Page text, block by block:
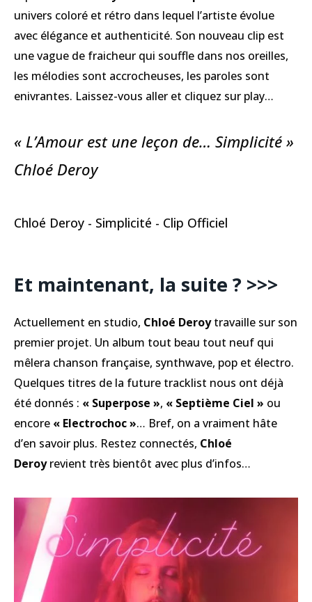
univers coloré et rétro dans lequel l’artiste évolue
avec élégance et authenticité. Son nouveau clip est
une vague de fraicheur qui souffle dans nos oreilles,
les mélodies sont accrocheuses, les paroles sont
enivrantes. Laissez-vous aller et cliquez sur play…
« L’Amour est une leçon de… Simplicité »
Chloé Deroy
Chloé Deroy - Simplicité - Clip Officiel
Et maintenant, la suite ? >>>
Actuellement en studio, Chloé Deroytravaille sur son
premier projet. Un album tout beau tout neuf qui
mêlera chanson française, synthwave, pop et électro.
Quelques titres de la future tracklist nous ont déjà
été donnés : « Superpose », « Septième Ciel » ou
encore « Electrochoc »… Bref, on a vraiment hâte
d’en savoir plus. Restez connectés, Chloé
Deroyrevient très bientôt avec plus d’infos…